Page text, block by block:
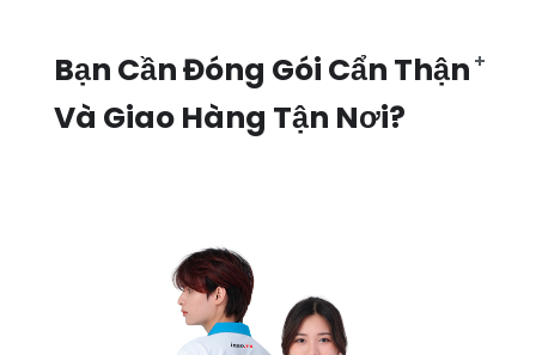
Bạn Cần Đóng Gói Cẩn Thận
Và Giao Hàng Tận Nơi?